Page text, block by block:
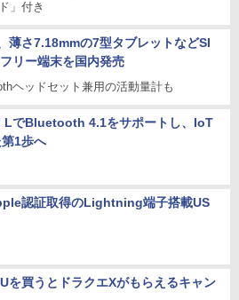
」付き
薄さ7.18mmの7型タブレットなどSI
リー端末を国内発売
ヘッドセット兼用の活動量計も
でBluetooth 4.1をサポートし、IoT
1歩へ
認証取得のLightning端子搭載US
を買うとドラクエXがもらえるキャン